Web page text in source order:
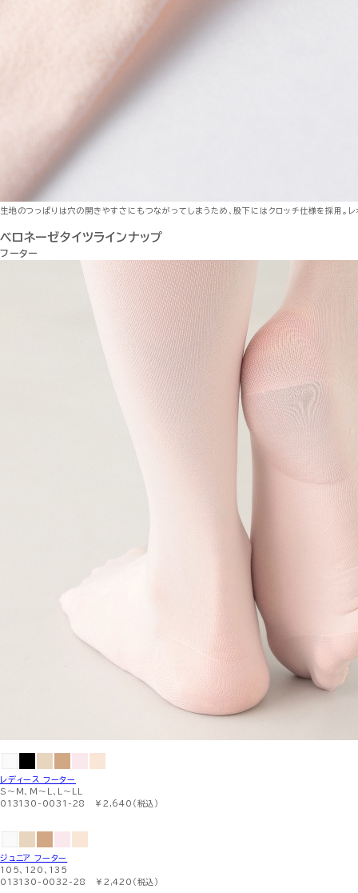
生地のつっぱりは穴の開きやすさにもつながってしまうため、股下にはクロッチ仕様を採用。
ベロネーゼタイツラインナップ
フーター
レディース フーター
S〜M、M〜L、L〜LL
013130-0031-28 ￥2,640（税込）
ジュニア フーター
105、120、135
013130-0032-28 ￥2,420（税込）